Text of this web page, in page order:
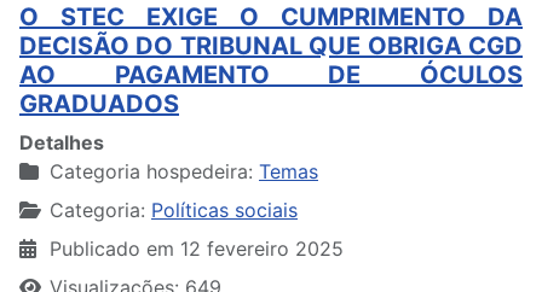
O STEC EXIGE O CUMPRIMENTO DA
DECISÃO DO TRIBUNAL QUE OBRIGA CGD
AO PAGAMENTO DE ÓCULOS
GRADUADOS
Detalhes
Categoria hospedeira: Temas
Categoria: Políticas sociais
Publicado em 12 fevereiro 2025
Visualizações: 649